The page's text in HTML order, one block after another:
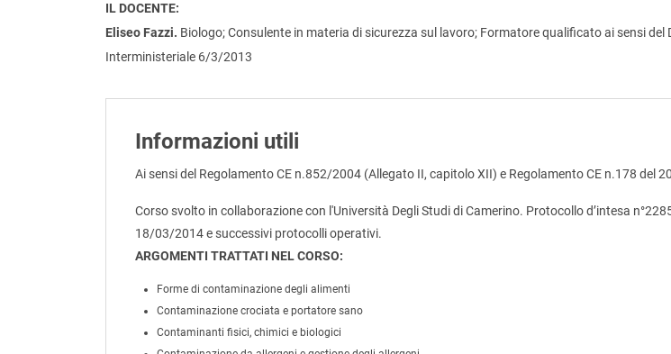
IL DOCENTE:
Eliseo Fazzi. Biologo; Consulente in materia di sicurezza sul lavoro; Formatore qualificato ai sensi del
Interministeriale 6/3/2013
Informazioni utili
Ai sensi del Regolamento CE n.852/2004 (Allegato II, capitolo XII) e Regolamento CE n.178 del
Corso svolto in collaborazione con l'Università Degli Studi di Camerino. Protocollo d’intesa
18/03/2014 e successivi protocolli operativi.
ARGOMENTI TRATTATI NEL CORSO:
Forme di contaminazione degli alimenti
Contaminazione crociata e portatore sano
Contaminanti fisici, chimici e biologici